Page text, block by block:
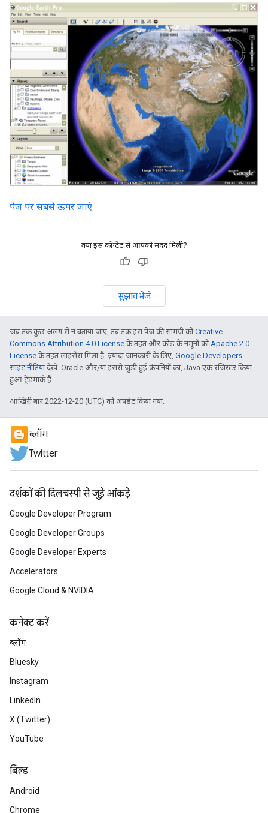
पेज पर सबसे ऊपर जाएं
क्या इस कॉन्टेंट से आपको मदद मिली?
सुझाव भेजें
जब तक कुछ अलग से न बताया जाए, तब तक इस पेज की सामग्री कोCreative
Commons Attribution 4.0 License के तहत और कोड के नमूनों को Apache 2.0
License के तहत लाइसेंस मिला है. ज़्यादा जानकारी के लिए, Google Developers
साइट नीतियांदेखें. Oracle और/या इससे जुड़ी हुई कंपनियों का, Java एक रजिस्टर किया
हुआ ट्रेडमार्क है.
आखिरी बार 2022-12-20 (UTC) को अपडेट किया गया.
ब्लॉग
Twitter
दर्शकों की दिलचस्पी से जुड़े आंकड़े
Google Developer Program
Google Developer Groups
Google Developer Experts
Accelerators
Google Cloud & NVIDIA
कनेक्ट करें
ब्लॉग
Bluesky
Instagram
LinkedIn
X (Twitter)
YouTube
बिल्ड
Android
Chrome